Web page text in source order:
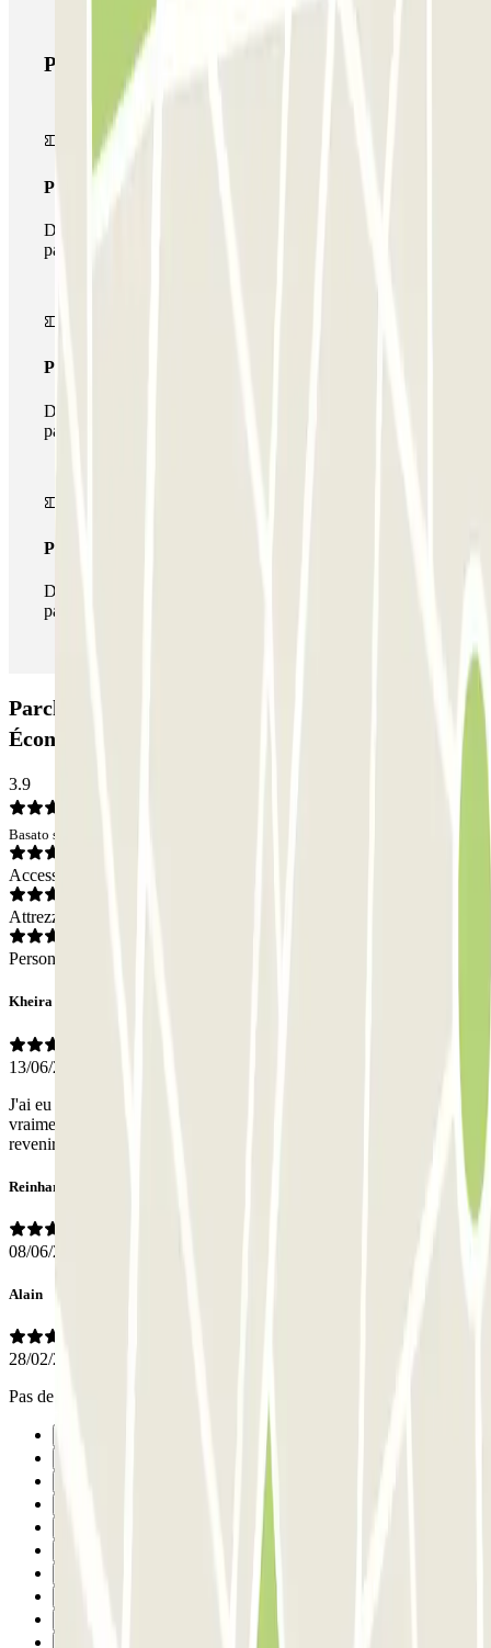
Prodotti di Parclick
Pass unico
Durante il tuo soggiorno potrai entrare e uscire dal
parcheggio una sola volta
Pass multiparking
Durante il tuo soggiorno potrai usufruire dell'intera rete di
parcheggi disponibili su Parclick.
Pass illlimitato
Durante il tuo soggiorno potrai entrare e uscire dal
parcheggio tutte le volte che vorrai.
Parcheggio P9 - Aéroport de Nice Côte d'Azur -
Économique: Opinioni
3.9
Basato su 70 opinioni
Accesso
Attrezzatura
Personale
Kheira
13/06/2026
J'ai eu une mauvaise expérience avec un parc automobile là j'ai
vraiment apprécié le fait qu'on puisse laisser la voiture et partir et
revenir et récupérer la voiture c'était très bien
Reinhard
08/06/2026
Alain
28/02/2026
Pas de personnel dans ce parking. Un peu loin du terminal 2